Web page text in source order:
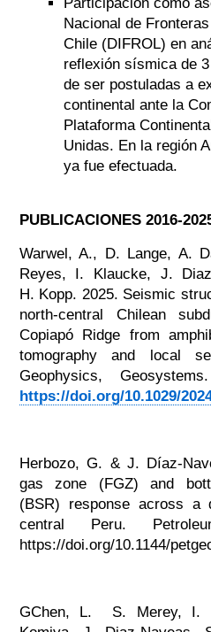
Nacional de
Chile (DIFROL) en
reflexión sísmica de
de ser postuladas a
continental ante la
Plataforma
Unidas. En la región
ya fue efectuada.
PUBLICACIONES 2016-
Warwel, A., D. Lange, A.
Reyes, I. Klaucke, J.
H. Kopp. 2025. Seismic
north-central Chilean
Copiapó Ridge from
tomography and local
Geophysics,
https://doi.org/10.1029/
Herbozo, G. & J. Díaz-
gas zone (FGZ) and
(BSR) response across a
central Peru.
https://doi.org/10.1144/
GChen, L. S. Merey, I.